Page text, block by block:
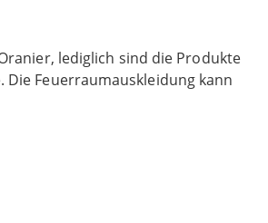
lediglich sind die Produkte
Feuerraumauskleidung kann